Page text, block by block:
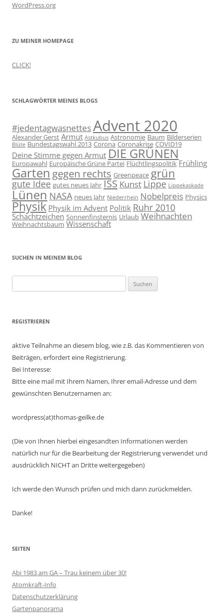
WordPress.org
ZU MEINER HOMEPAGE
CLICK!
SCHLAGWÖRTER MEINES BLOGS
#jedentagwasnettesAdvent 2020
Alexander Gerst Armut Astkubus Astronomie Baum Bilderserien
Blüte Bundestagswahl 2013 Corona Coronakrise COVID19
Deine Stimme gegen Armut DIE GRÜNEN
Europawahl Europäische Grüne Partei Flüchtlingspolitik Frühling
Garten gegen rechts Greenpeace grün
gute Idee gutes neues Jahr ISS Kunst Lippe Lippekaskade
Lünen NASA neues Jahr Niederrhein Nobelpreis Physics
Physik Physik im Advent Politik Ruhr 2010
Schachtzeichen Sonnenfinsternis Urlaub Weihnachten
Weihnachtsbaum Wissenschaft
SUCHEN IN MEINEM BLOG
nach:
REGISTRIEREN
aktive Teilnahme an diesem blog, wie z.B. das Kommentieren von
Beiträgen, erfordert eine Registrierung.
Bei Interesse:
Bitte eine mail mit Ihrem Namen, Ihrer email-Adresse und dem
gewünschten Benutzernamen an:
wordpress(at)thomas-geilke.de
(Die von Ihnen hierbei eingesandten Informationen werden
natürlich nur für die Bearbeitung der Registrierung verwendet und
ausdrücklich NICHT an Dritte weitergegeben)
Ich werde den Wunsch prüfen und mich dann zurückmelden.
Danke!
SEITEN
Abi 1983 am GA – Trau keinem über 30!
Atomkraft-Info
Datenschutzerklärung
Gartenpanorama